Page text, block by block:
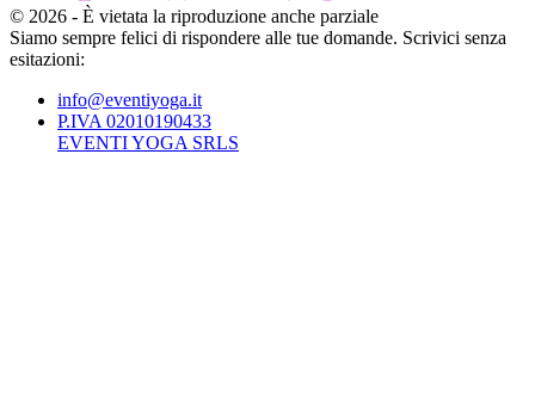
© 2026 - È vietata la riproduzione anche parziale
Siamo sempre felici di rispondere alle tue domande. Scrivici senza
esitazioni:
info@eventiyoga.it
P.IVA 02010190433
EVENTI YOGA SRLS